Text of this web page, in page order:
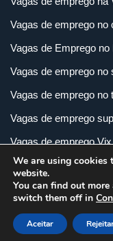
Vagas de emprego no
Vagas de Emprego
Vagas de emprego no
Vagas de emprego
Vagas de emprego
Vagas de emprego
Vagas de empregos
Vagas de empregos
Vagas de empregos
Vagas e Carreiras
We are using cookies
website.
You can find out
switch them off in
Aceitar